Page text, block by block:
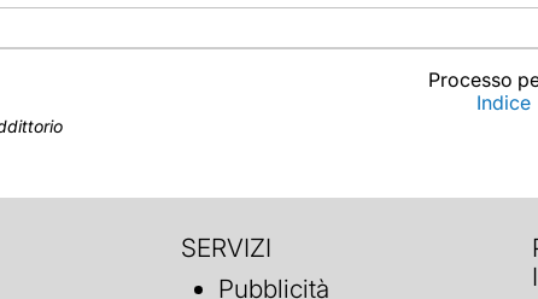
Processo
Indice
SERVIZI
Pubblicità